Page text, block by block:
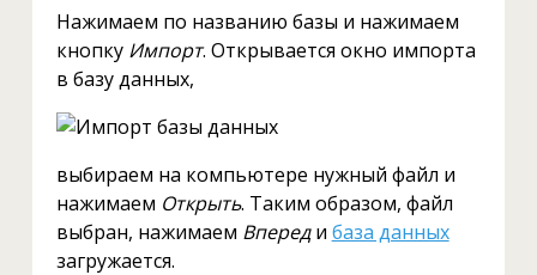
Нажимаем по названию базы и нажимаем
кнопку Импорт. Открывается окно импорта
в базу данных,
выбираем на компьютере нужный файл и
нажимаем Открыть. Таким образом, файл
выбран, нажимаем Впереди база данных
загружается.